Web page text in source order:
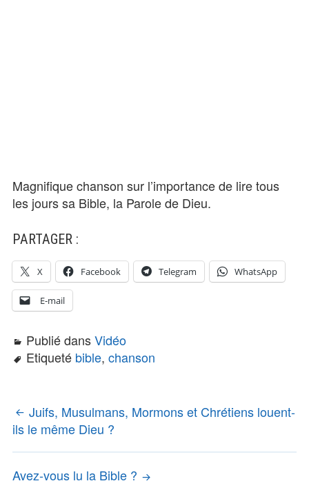
Magnifique chanson sur l’importance de lire tous
les jours sa Bible, la Parole de Dieu.
PARTAGER :
X Facebook Telegram WhatsApp
E-mail
Publié dansVidéo
Etiqueté bible, chanson
NAVIGATION
DES
Juifs, Musulmans, Mormons et Chrétiens louent-
ils le même Dieu ?
Avez-vous lu la Bible ?